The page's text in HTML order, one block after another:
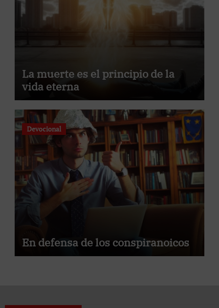
La muerte es el principio de la
vida eterna
Devocional
En defensa de los conspiranoicos